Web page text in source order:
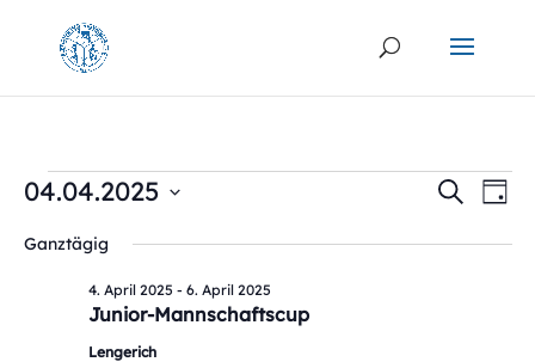
Veranstaltungen
4.
April
2025
und
SucheTag
04.04.2025
wählen.
Ganztägig
Junior-Mannschaftscup
4. April 2025 - 6. April 2025
Lengerich